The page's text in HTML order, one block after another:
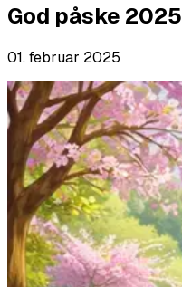
God påske 2025
01. februar 2025